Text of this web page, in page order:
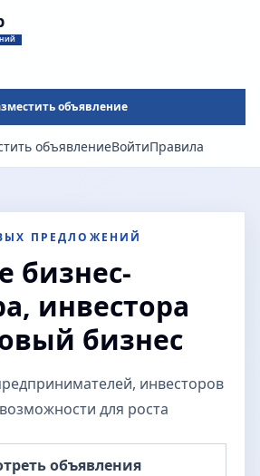
объявление
объявлениеВойтиПравила
ПРЕДЛОЖЕНИЙ
бизнес-
инвестора
бизнес
инвесторов
для роста
объявления